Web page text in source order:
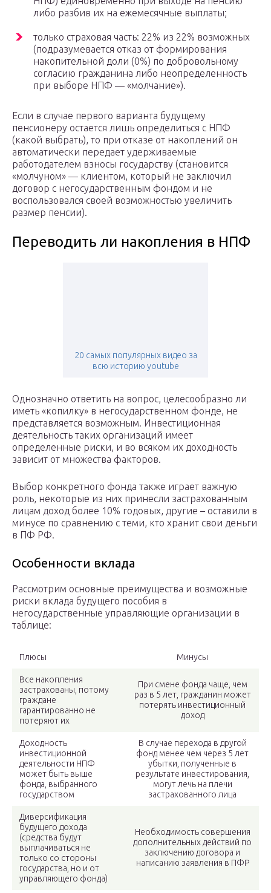
либо разбив их на ежемесячные выплаты;
только страховая часть: 22% из 22% возможных
(подразумевается отказ от формирования
накопительной доли (0%) по добровольному
согласию гражданина либо неопределенность
при выборе НПФ — «молчание»).
Если в случае первого варианта будущему
пенсионеру остается лишь определиться с НПФ
(какой выбрать), то при отказе от накоплений он
автоматически передает удерживаемые
работодателем взносы государству (становится
«молчуном» — клиентом, который не заключил
договор с негосударственным фондом и не
воспользовался своей возможностью увеличить
размер пенсии).
Переводить ли накопления в НПФ
20 самых популярных видео за
всю историю youtube
Однозначно ответить на вопрос, целесообразно ли
иметь «копилку» в негосударственном фонде, не
представляется возможным. Инвестиционная
деятельность таких организаций имеет
определенные риски, и во всяком их доходность
зависит от множества факторов.
Выбор конкретного фонда также играет важную
роль, некоторые из них принесли застрахованным
лицам доход более 10% годовых, другие – оставили в
минусе по сравнению с теми, кто хранит свои деньги
в ПФ РФ.
Особенности вклада
Рассмотрим основные преимущества и возможные
риски вклада будущего пособия в
негосударственные управляющие организации в
таблице:
Плюсы Минусы
Все накопления
застрахованы, потому
граждане
гарантированно не
потеряют их
При смене фонда чаще, чем
раз в 5 лет, гражданин может
потерять инвестиционный
доход
Доходность
инвестиционной
деятельности НПФ
может быть выше
фонда, выбранного
государством
В случае перехода в другой
фонд менее чем через 5 лет
убытки, полученные в
результате инвестирования,
могут лечь на плечи
застрахованного лица
Диверсификация
будущего дохода
(средства будут
выплачиваться не
только со стороны
государства, но и от
управляющего фонда)
Необходимость совершения
дополнительных действий по
заключению договора и
написанию заявления в ПФР